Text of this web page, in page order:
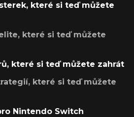
které si teď můžete
které si teď můžete
které si teď můžete zahrát
které si teď můžete
Nintendo Switch